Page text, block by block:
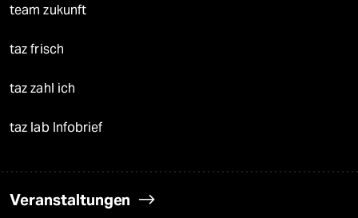
team zukunft
taz frisch
taz zahl ich
taz lab Infobrief
Veranstaltungen